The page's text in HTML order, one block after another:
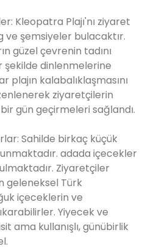
Kleopatra Plajı'nı ziyaret
ve şemsiyeler bulacaktır.
güzel çevrenin tadını
şekilde dinlenmelerine
plajın kalabalıklaşmasını
ziyaretçilerin
gün geçirmeleri sağlandı.
Sahilde birkaç küçük
adada içecekler
Ziyaretçiler
geleneksel Türk
içeceklerin ve
Yiyecek ve
ama kullanışlı, günübirlik